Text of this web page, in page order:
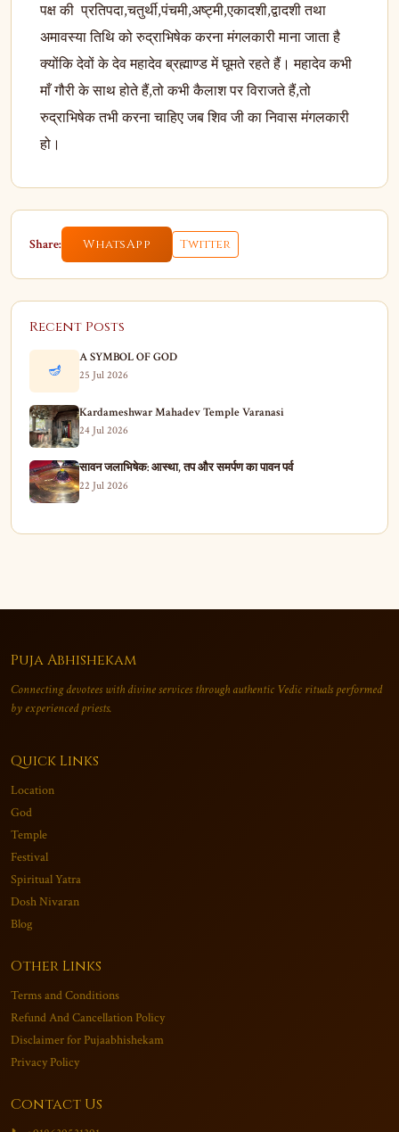
पक्ष की प्रतिपदा,चतुर्थी,पंचमी,अष्ट्मी,एकादशी,द्वादशी तथा
अमावस्या तिथि को रुद्राभिषेक करना मंगलकारी माना जाता है
क्योंकि देवों के देव महादेव ब्रह्माण्ड में घूमते रहते हैं। महादेव कभी
माँ गौरी के साथ होते हैं,तो कभी कैलाश पर विराजते हैं,तो
रुद्राभिषेक तभी करना चाहिए जब शिव जी का निवास मंगलकारी
हो।
Share: WhatsApp Twitter
Recent Posts
🪔
A SYMBOL OF GOD
25 Jul 2026
Kardameshwar Mahadev Temple Varanasi
24 Jul 2026
सावन जलाभिषेक: आस्था, तप और समर्पण का पावन पर्व
22 Jul 2026
Puja Abhishekam
Connecting devotees with divine services through authentic Vedic rituals performed
by experienced priests.
Quick Links
Location
God
Temple
Festival
Spiritual Yatra
Dosh Nivaran
Blog
Other Links
Terms and Conditions
Refund And Cancellation Policy
Disclaimer for Pujaabhishekam
Privacy Policy
Contact Us